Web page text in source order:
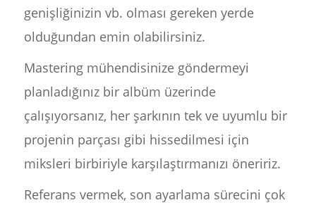
genişliğinizin vb. olması gereken yerde
olduğundan emin olabilirsiniz.
Mastering mühendisinize göndermeyi
planladığınız bir albüm üzerinde
çalışıyorsanız, her şarkının tek ve uyumlu bir
projenin parçası gibi hissedilmesi için
miksleri birbiriyle karşılaştırmanızı öneririz.
Referans vermek, son ayarlama sürecini çok